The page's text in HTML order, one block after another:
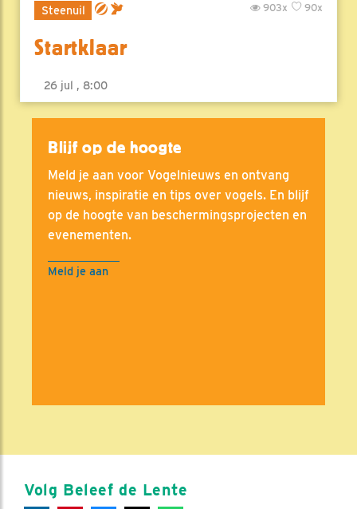
Steenuil 90x
903x
Startklaar
26 jul , 8:00
Blijf op de hoogte
Meld je aan voor Vogelnieuws en ontvang
nieuws, inspiratie en tips over vogels. En blijf
op de hoogte van beschermingsprojecten en
evenementen.
Meld je aan
Volg Beleef de Lente